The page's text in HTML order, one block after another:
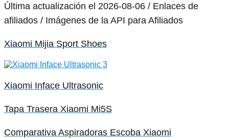
Última actualización el 2026-08-06 / Enlaces de
afiliados / Imágenes de la API para Afiliados
Xiaomi Mijia Sport Shoes
Xiaomi Inface Ultrasonic
Tapa Trasera Xiaomi Mi5S
Comparativa Aspiradoras Escoba Xiaomi